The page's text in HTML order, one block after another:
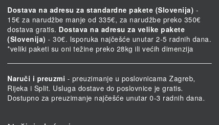
Dostava na adresu za standardne pakete (Slovenija) -
15€ za narudžbe manje od 335€, za narudžbe preko 350€
dostava gratis. Dostava na adresu za velike pakete
(Slovenija) - 30€. Isporuka najčešće unutar 2-5 radnih dana.
*veliki paketi su oni težine preko 28kg ili većih dimenzija
Naruči i preuzmi - preuzimanje u poslovnicama Zagreb,
Rijeka i Split. Usluga dostave do poslovnice je gratis.
Dostupno za preuzimanje najčešće unutar 0-3 radnih dana.